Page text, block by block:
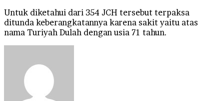
Untuk diketahui dari 354 JCH tersebut terpaksa
ditunda keberangkatannya karena sakit yaitu atas
nama Turiyah Dulah dengan usia 71 tahun.